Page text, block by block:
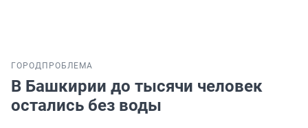
ГОРОД ПРОБЛЕМА
В Башкирии до тысячи человек
остались без воды